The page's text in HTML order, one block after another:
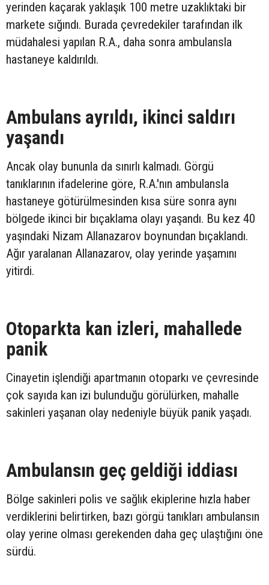
yerinden kaçarak yaklaşık 100 metre uzaklıktaki bir
markete sığındı. Burada çevredekiler tarafından ilk
müdahalesi yapılan R.A., daha sonra ambulansla
hastaneye kaldırıldı.
Ambulans ayrıldı, ikinci saldırı
yaşandı
Ancak olay bununla da sınırlı kalmadı. Görgü
tanıklarının ifadelerine göre, R.A.'nın ambulansla
hastaneye götürülmesinden kısa süre sonra aynı
bölgede ikinci bir bıçaklama olayı yaşandı. Bu kez 40
yaşındaki Nizam Allanazarov boynundan bıçaklandı.
Ağır yaralanan Allanazarov, olay yerinde yaşamını
yitirdi.
Otoparkta kan izleri, mahallede
panik
Cinayetin işlendiği apartmanın otoparkı ve çevresinde
çok sayıda kan izi bulunduğu görülürken, mahalle
sakinleri yaşanan olay nedeniyle büyük panik yaşadı.
Ambulansın geç geldiği iddiası
Bölge sakinleri polis ve sağlık ekiplerine hızla haber
verdiklerini belirtirken, bazı görgü tanıkları ambulansın
olay yerine olması gerekenden daha geç ulaştığını öne
sürdü.